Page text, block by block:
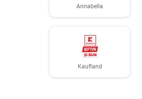
Annabella
Kaufland